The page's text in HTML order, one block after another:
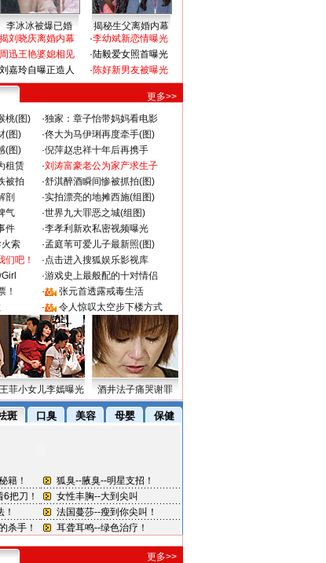
李冰冰被爆已婚
揭秘生父离婚内幕
揭刘晓庆离婚内幕
周迅王艳婆媳相见
刘嘉玲自曝正造人
·李幼斌新恋情曝光
·陆毅爱女照首曝光
·陈好新男友被曝光
更多>>
桃(图) ·独家：章子怡带妈妈看电影
(图) ·佟大为马伊琍再度牵手(图)
(图) ·倪萍赵忠祥十年后再携手
租赁 ·刘涛富豪老公为家产求生子
被拍 ·舒淇醉酒瞬间惨被抓拍(图)
剖 ·实拍漂亮的地摊西施(组图)
气 ·世界九大罪恶之城(组图)
件 ·李孝利新欢私密视频曝光
火索 ·孟庭苇可爱儿子最新照(图)
们吧！ ·点击进入搜狐娱乐影视库
·游戏史上最般配的十对情侣
！ ·
张元首透露戒毒生活
· 令人惊叹太空步下楼方式
王菲小女儿李嫣曝光 酒井法子痛哭谢罪
更多>>